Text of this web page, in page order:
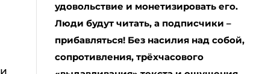
удовольствие и монетизировать его.
Люди будут читать, а подписчики –
прибавляться! Без насилия над собой,
сопротивления, трёхчасового